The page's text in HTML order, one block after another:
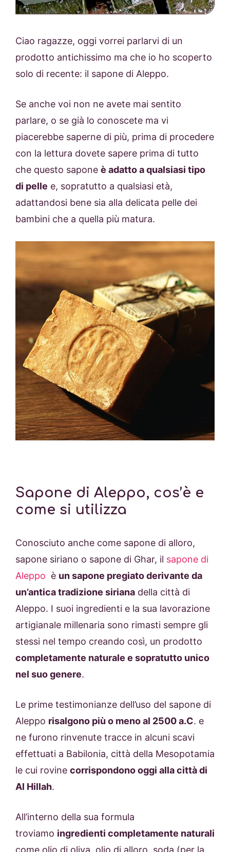
Ciao ragazze, oggi vorrei parlarvi di un
prodotto antichissimo ma che io ho scoperto
solo di recente: il sapone di Aleppo.
Se anche voi non ne avete mai sentito
parlare, o se già lo conoscete ma vi
piacerebbe saperne di più, prima di procedere
con la lettura dovete sapere prima di tutto
che questo sapone è adatto a qualsiasi tipo
di pelle e, sopratutto a qualsiasi età,
adattandosi bene sia alla delicata pelle dei
bambini che a quella più matura.
Sapone di Aleppo, cos’è e
come si utilizza
Conosciuto anche come sapone di alloro,
sapone siriano o sapone di Ghar, il sapone di
Aleppo è un sapone pregiato derivante da
un’antica tradizione siriana della città di
Aleppo. I suoi ingredienti e la sua lavorazione
artigianale millenaria sono rimasti sempre gli
stessi nel tempo creando così, un prodotto
completamente naturale e sopratutto unico
nel suo genere.
Le prime testimonianze dell’uso del sapone di
Aleppo risalgono più o meno al 2500 a.C. e
ne furono rinvenute tracce in alcuni scavi
effettuati a Babilonia, città della Mesopotamia
le cui rovine corrispondono oggi alla città di
Al Hillah.
All’interno della sua formula
troviamo ingredienti completamente naturali
come olio di oliva, olio di alloro, soda (per la